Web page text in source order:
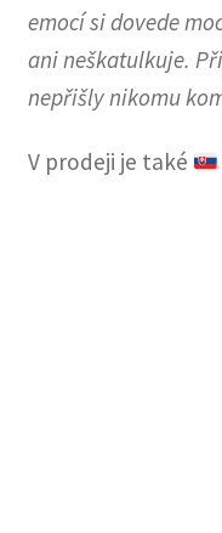
emocí si dovede
ani neškatulkuje.
nepřišly nikomu
V prodeji je také